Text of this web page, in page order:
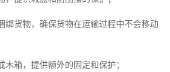
绑货物，确保货物在运输过程中不会移动
箱，提供额外的固定和保护；